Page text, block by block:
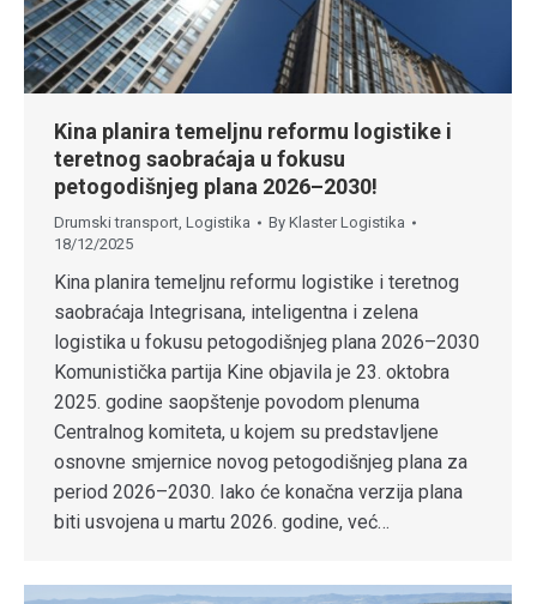
Kina planira temeljnu reformu logistike i
teretnog saobraćaja u fokusu
petogodišnjeg plana 2026–2030!
Drumski transport Logistika By Klaster Logistika
18/12/2025
Kina planira temeljnu reformu logistike i teretnog
saobraćaja Integrisana, inteligentna i zelena
logistika u fokusu petogodišnjeg plana 2026–2030
Komunistička partija Kine objavila je 23. oktobra
2025. godine saopštenje povodom plenuma
Centralnog komiteta, u kojem su predstavljene
osnovne smjernice novog petogodišnjeg plana za
period 2026–2030. Iako će konačna verzija plana
biti usvojena u martu 2026. godine, već…